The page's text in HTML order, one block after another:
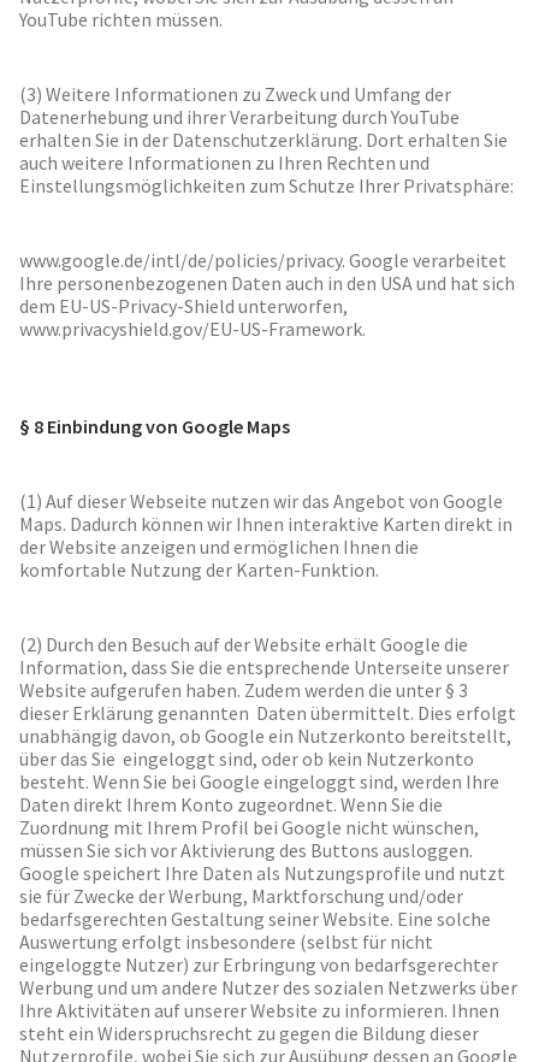
YouTube richten müssen.
(3) Weitere Informationen zu Zweck und Umfang der
Datenerhebung und ihrer Verarbeitung durch YouTube
erhalten Sie in der Datenschutzerklärung. Dort erhalten Sie
auch weitere Informationen zu Ihren Rechten und
Einstellungsmöglichkeiten zum Schutze Ihrer Privatsphäre:
www.google.de/intl/de/policies/privacy. Google verarbeitet
Ihre personenbezogenen Daten auch in den USA und hat sich
dem EU-US-Privacy-Shield unterworfen,
www.privacyshield.gov/EU-US-Framework.
§ 8 Einbindung von Google Maps
(1) Auf dieser Webseite nutzen wir das Angebot von Google
Maps. Dadurch können wir Ihnen interaktive Karten direkt in
der Website anzeigen und ermöglichen Ihnen die
komfortable Nutzung der Karten-Funktion.
(2) Durch den Besuch auf der Website erhält Google die
Information, dass Sie die entsprechende Unterseite unserer
Website aufgerufen haben. Zudem werden die unter § 3
dieser Erklärung genannten Daten übermittelt. Dies erfolgt
unabhängig davon, ob Google ein Nutzerkonto bereitstellt,
über das Sie eingeloggt sind, oder ob kein Nutzerkonto
besteht. Wenn Sie bei Google eingeloggt sind, werden Ihre
Daten direkt Ihrem Konto zugeordnet. Wenn Sie die
Zuordnung mit Ihrem Profil bei Google nicht wünschen,
müssen Sie sich vor Aktivierung des Buttons ausloggen.
Google speichert Ihre Daten als Nutzungsprofile und nutzt
sie für Zwecke der Werbung, Marktforschung und/oder
bedarfsgerechten Gestaltung seiner Website. Eine solche
Auswertung erfolgt insbesondere (selbst für nicht
eingeloggte Nutzer) zur Erbringung von bedarfsgerechter
Werbung und um andere Nutzer des sozialen Netzwerks über
Ihre Aktivitäten auf unserer Website zu informieren. Ihnen
steht ein Widerspruchsrecht zu gegen die Bildung dieser
Nutzerprofile, wobei Sie sich zur Ausübung dessen an Google